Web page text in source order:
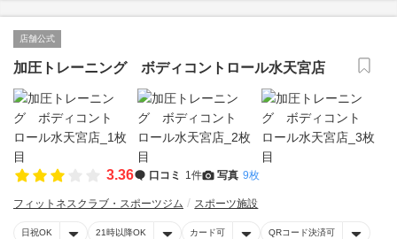
店舗公式
加圧トレーニング ボディコントロール水天宮店
3.36 口コミ 1件 写真 9枚
フィットネスクラブ・スポーツジム スポーツ施設
日祝OK 21時以降OK カード可 QRコード決済可